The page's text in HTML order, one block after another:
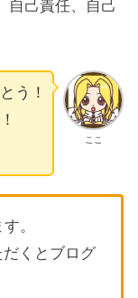
自己責任、自己
ここ
う！
。
くとブログ